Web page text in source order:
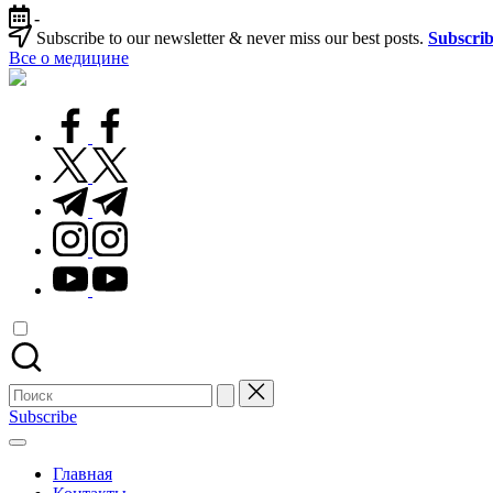
Перейти
к
содержимому
-
Subscribe to our newsletter & never miss our best posts.
Все о медицине
Лечитесь
facebook.com
twitter.com
t.me
instagram.com
youtube.com
Поиск
для:
Subscribe
Главная